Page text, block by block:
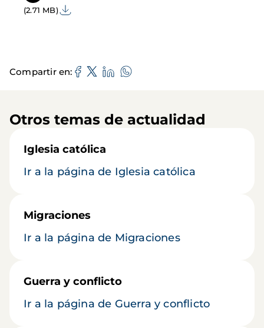
(2.71 MB)
Compartir en
Otros temas de actualidad
Iglesia católica
Ir a la página de Iglesia católica
Migraciones
Ir a la página de Migraciones
Guerra y conflicto
Ir a la página de Guerra y conflicto